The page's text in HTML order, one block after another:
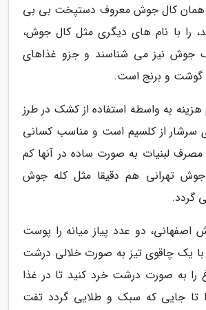
همان کال جوش معروف دستپخت بی بی
را با نام های دیگری مثل کال جوش،
جوش نیز می شناسند و جزو غذاهای
گوشت و برنج است.
به واسطه استفاده از کشک در طرز
از کلسیم است و مناسب کسانی
لبنیات به صورت ساده در آنها کم
جوش تهرانی هم دقیقا مثل کله جوش
گردد.
اصفهانی، دو عدد پیاز میانه را پوست
با یک چاقوی تیز به صورت خلالی درشت
را به صورت درشت خرد کنید تا در غذا
تا جایی که سبک و طلایی گردد تفت